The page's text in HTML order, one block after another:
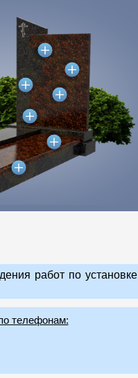
работ по установке
телефонам: